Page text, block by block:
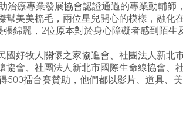
療專業發展協會認證通過的專業動輔師
美美梳毛，兩位星兒開心的模樣，融化
錦麗，2位原本對於身心障礙者感到陌
好牧人關懷之家協進會、社團法人新北
會、社團法人新北市國際生命線協會、
擂台賽贊助，他們都以影片、道具、